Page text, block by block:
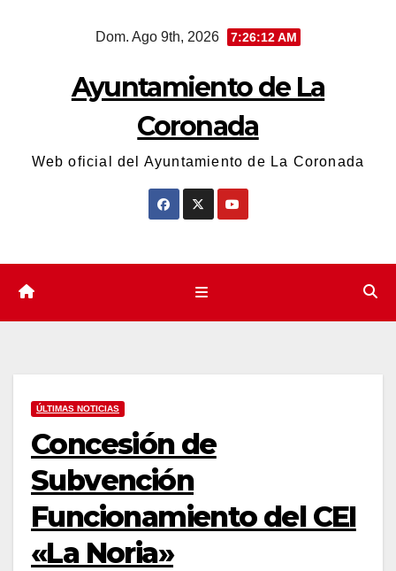
Dom. Ago 9th, 2026 7:26:12 AM
Ayuntamiento de La
Coronada
Web oficial del Ayuntamiento de La Coronada
ÚLTIMAS NOTICIAS
Concesión de
Subvención
Funcionamiento del CEI
«La Noria»